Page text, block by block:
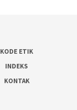
KODE ETIK
INDEKS
KONTAK